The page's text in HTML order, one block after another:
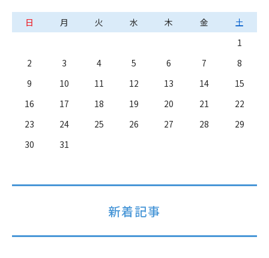
日 月 火 水 木 金
土
1
2
3 4 5 6 7
8
9
10 11 12 13 14
15
16
17 18 19 20 21
22
23
24 25 26 27 28
29
30
31
新着記事